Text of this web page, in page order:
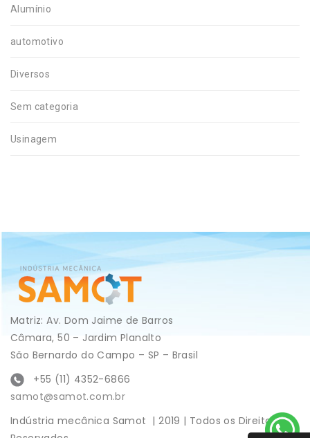
Alumínio
automotivo
Diversos
Sem categoria
Usinagem
Matriz: Av. Dom Jaime de Barros
Câmara, 50 – Jardim Planalto
São Bernardo do Campo – SP – Brasil
+55 (11) 4352-6866
samot@samot.com.br
Indústria mecânica Samot | 2019 | Todos os Direitos